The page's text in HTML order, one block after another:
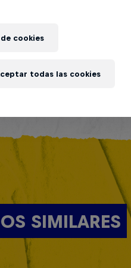
SIMILARES
cookies
todas las cookies